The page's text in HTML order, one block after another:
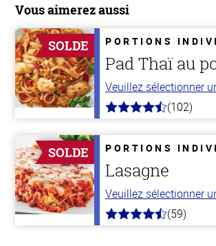
Vous aimerez aussi
SOLDE PORTIONS
Pad Thaï au
Veuillez sélectionner
4.3
5
stars
(102)
SOLDE PORTIONS
Lasagne
Veuillez sélectionner
4.3
(59)